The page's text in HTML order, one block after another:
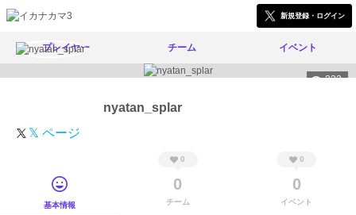
新規登録・ログイン
プレイヤー チーム イベント
232
nyatan_splar
𝕏 ページ
基本情報
0
0
チーム
0
0
イベント